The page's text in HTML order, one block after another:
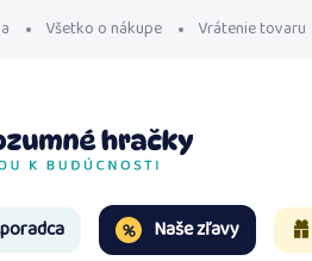
Všetko o nákupe Vrátenie tovaru
Naše zľavy